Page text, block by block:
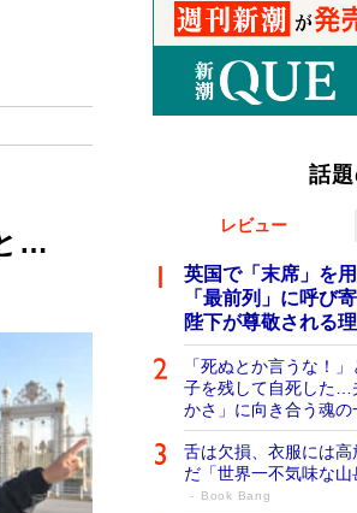
…
話
レビュー
英国で「末席」を
「最前列」に呼び
陛下が尊敬される
「死ぬとか言うな！
子を残して自死した…
かさ」に向き合う魂の
舌は欠損、衣服には
だ「世界一不気味な
Book Bang